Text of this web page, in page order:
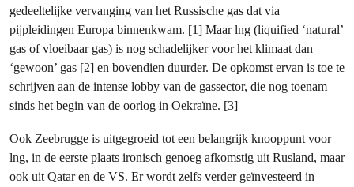
gedeeltelijke vervanging van het Russische gas dat via
pijpleidingen Europa binnenkwam. [1] Maar lng (liquified ‘natural’
gas of vloeibaar gas) is nog schadelijker voor het klimaat dan
‘gewoon’ gas [2] en bovendien duurder. De opkomst ervan is toe te
schrijven aan de intense lobby van de gassector, die nog toenam
sinds het begin van de oorlog in Oekraïne. [3]
Ook Zeebrugge is uitgegroeid tot een belangrijk knooppunt voor
lng, in de eerste plaats ironisch genoeg afkomstig uit Rusland, maar
ook uit Qatar en de VS. Er wordt zelfs verder geïnvesteerd in